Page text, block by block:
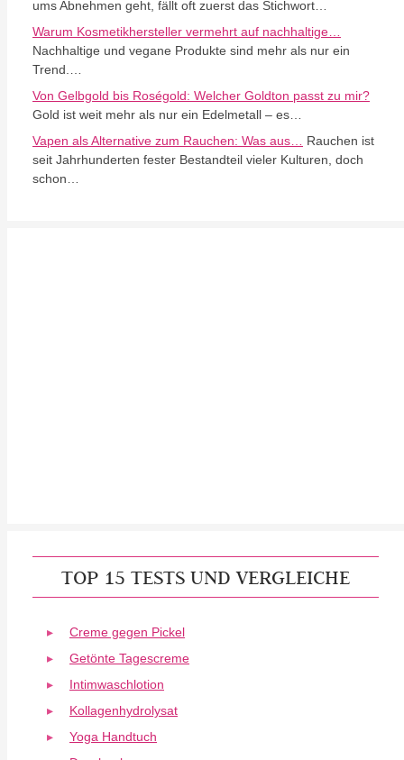
ums Abnehmen geht, fällt oft zuerst das Stichwort…
Warum Kosmetikhersteller vermehrt auf nachhaltige…
Nachhaltige und vegane Produkte sind mehr als nur ein
Trend.…
Von Gelbgold bis Roségold: Welcher Goldton passt zu mir?
Gold ist weit mehr als nur ein Edelmetall – es…
Vapen als Alternative zum Rauchen: Was aus…
Rauchen ist
seit Jahrhunderten fester Bestandteil vieler Kulturen, doch
schon…
TOP 15 TESTS UND VERGLEICHE
Creme gegen Pickel
Getönte Tagescreme
Intimwaschlotion
Kollagenhydrolysat
Yoga Handtuch